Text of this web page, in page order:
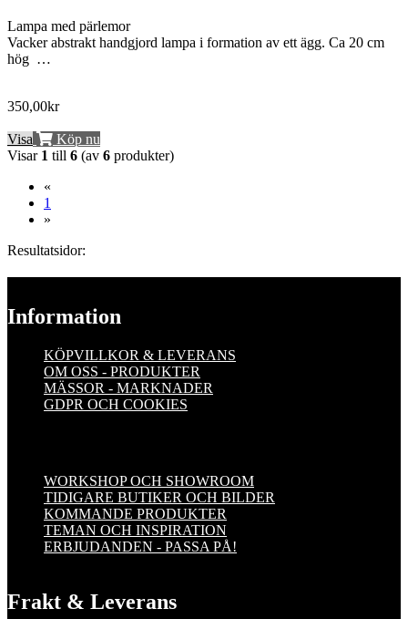
Lampa med pärlemor
Vacker abstrakt handgjord lampa i formation av ett ägg. Ca 20 cm
hög …
350,00kr
Visa
Köp nu
Visar 1 till 6 (av 6 produkter)
«
1
»
Resultatsidor:
Information
KÖPVILLKOR & LEVERANS
OM OSS - PRODUKTER
MÄSSOR - MARKNADER
GDPR OCH COOKIES
WORKSHOP OCH SHOWROOM
TIDIGARE BUTIKER OCH BILDER
KOMMANDE PRODUKTER
TEMAN OCH INSPIRATION
ERBJUDANDEN - PASSA PÅ!
Frakt & Leverans